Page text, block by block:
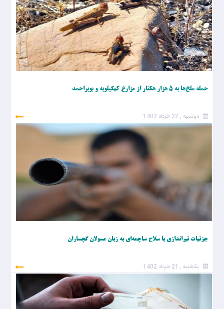
حمله ملخ‌ها به ۵ هزار هکتار از مزارع کهگیلویه و بویراحمد
دوشنبه , 22 خرداد 1402
جزئیات تیراندازی با سلاح ساچمه‌ای به زبان مسولان گچساران
یکشنبه , 21 خرداد 1402